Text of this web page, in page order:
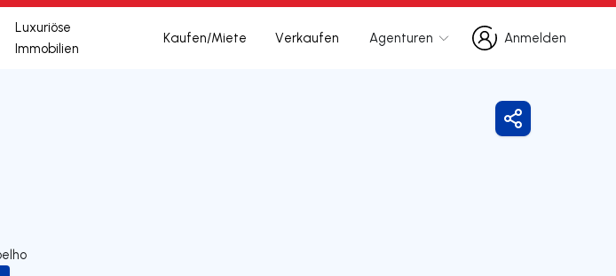
Luxuriöse
Immobilien
Kaufen/Miete Verkaufen Agenturen
Anmelden
Anmelden
Freigeben